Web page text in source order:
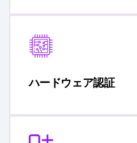
ハードウェア認証